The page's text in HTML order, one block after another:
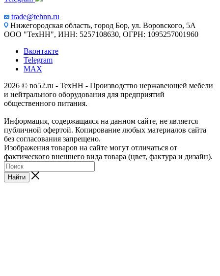
trade@tehnn.ru
Нижегородская область, город Бор, ул. Воровского, 5А
ООО "ТехНН", ИНН: 5257108630, ОГРН: 1095257001960
Вконтакте
Telegram
MAX
2026 © no52.ru - ТехНН - Производство нержавеющей мебели
и нейтрального оборудования для предприятий
общественного питания.
Информация, содержащаяся на данном сайте, не является
публичной офертой. Копирование любых материалов сайта
без согласования запрещено.
Изображения товаров на сайте могут отличаться от
фактического внешнего вида товара (цвет, фактура и дизайн).
Найти